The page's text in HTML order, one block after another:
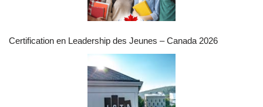
Certification en Leadership des Jeunes – Canada 2026